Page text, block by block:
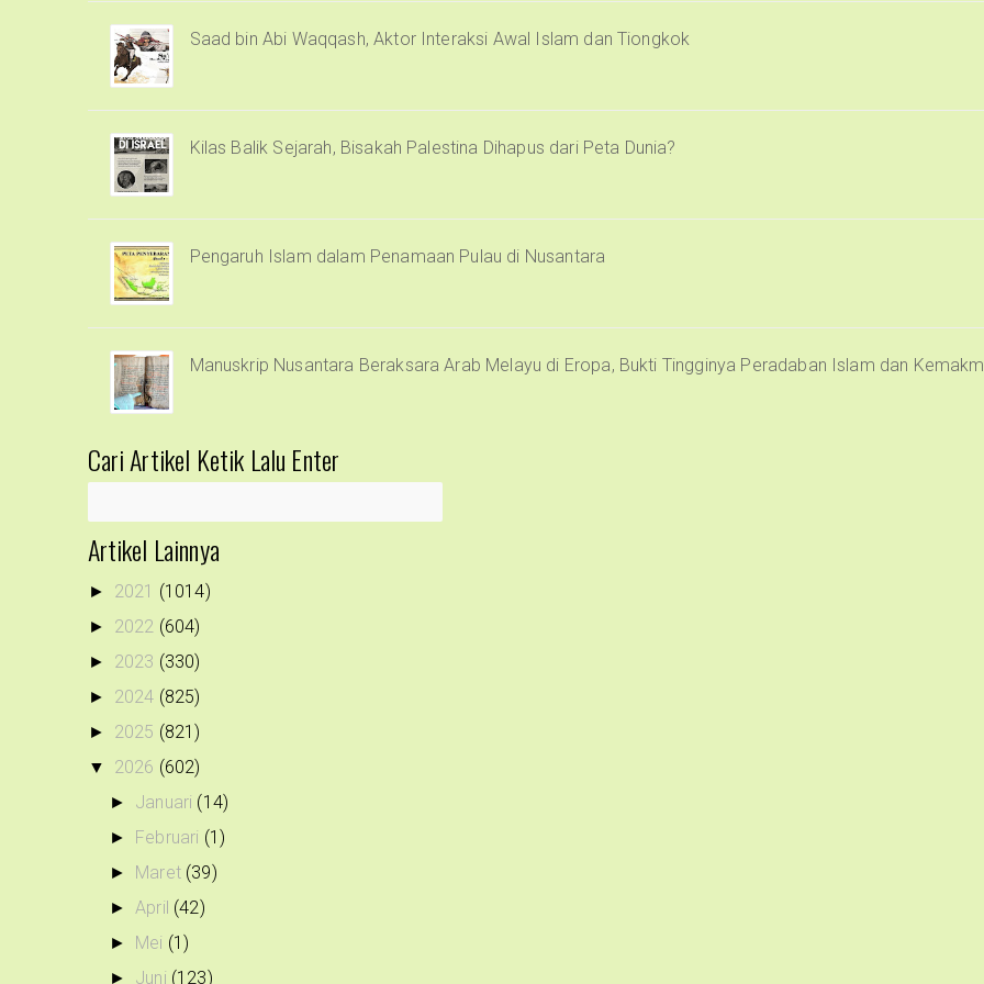
Saad bin Abi Waqqash, Aktor Interaksi Awal Islam dan Tiongkok
Kilas Balik Sejarah, Bisakah Palestina Dihapus dari Peta Dunia?
Pengaruh Islam dalam Penamaan Pulau di Nusantara
Manuskrip Nusantara Beraksara Arab Melayu di Eropa, Bukti Tingginya Peradaban Islam dan
Cari Artikel Ketik Lalu Enter
Artikel Lainnya
► 2021 (1014)
► 2022 (604)
► 2023 (330)
► 2024 (825)
► 2025 (821)
▼ 2026 (602)
► Januari (14)
► Februari (1)
► Maret (39)
► April (42)
► Mei (1)
► Juni (123)